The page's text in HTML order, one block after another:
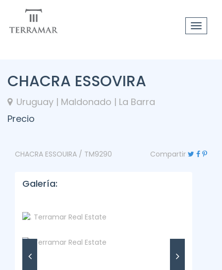
Toggle
CHACRA ESSOVIRA
Uruguay | Maldonado | La Barra
Precio
CHACRA ESSOUIRA / TM9290 Compartir
Galería: